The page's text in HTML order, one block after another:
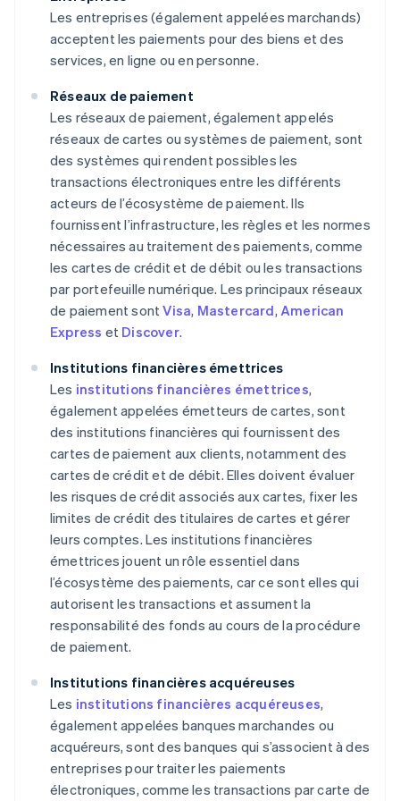
Les entreprises (également appelées marchands)
acceptent les paiements pour des biens et des
services, en ligne ou en personne.
Réseaux de paiement
Les réseaux de paiement, également appelés
réseaux de cartes ou systèmes de paiement, sont
des systèmes qui rendent possibles les
transactions électroniques entre les différents
acteurs de l’écosystème de paiement. Ils
fournissent l’infrastructure, les règles et les normes
nécessaires au traitement des paiements, comme
les cartes de crédit et de débit ou les transactions
par portefeuille numérique. Les principaux réseaux
de paiement sontVisa, Mastercard,American
Express et Discover.
Institutions financières émettrices
Les institutions financières émettrices,
également appelées émetteurs de cartes, sont
des institutions financières qui fournissent des
cartes de paiement aux clients, notamment des
cartes de crédit et de débit. Elles doivent évaluer
les risques de crédit associés aux cartes, fixer les
limites de crédit des titulaires de cartes et gérer
leurs comptes. Les institutions financières
émettrices jouent un rôle essentiel dans
l’écosystème des paiements, car ce sont elles qui
autorisent les transactions et assument la
responsabilité des fonds au cours de la procédure
de paiement.
Institutions financières acquéreuses
Les institutions financières acquéreuses,
également appelées banques marchandes ou
acquéreurs, sont des banques qui s’associent à des
entreprises pour traiter les paiements
électroniques, comme les transactions par carte de